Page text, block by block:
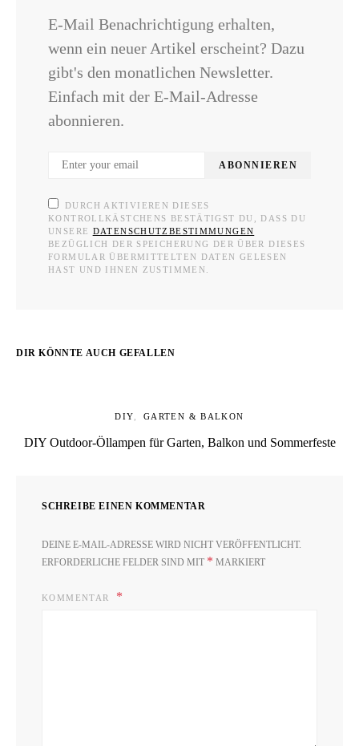
E-Mail Benachrichtigung erhalten,
wenn ein neuer Artikel erscheint? Dazu
gibt's den monatlichen Newsletter.
Einfach mit der E-Mail-Adresse
abonnieren.
ABONNIEREN
DURCH AKTIVIEREN DIESES
KONTROLLKÄSTCHENS BESTÄTIGST DU, DASS DU
UNSERE DATENSCHUTZBESTIMMUNGEN
BEZÜGLICH DER SPEICHERUNG DER ÜBER DIESES
FORMULAR ÜBERMITTELTEN DATEN GELESEN
HAST UND IHNEN ZUSTIMMEN.
DIR KÖNNTE AUCH GEFALLEN
DIY GARTEN & BALKON
DIY Outdoor-Öllampen für Garten, Balkon und Sommerfeste
SCHREIBE EINEN KOMMENTAR
DEINE E-MAIL-ADRESSE WIRD NICHT VERÖFFENTLICHT.
ERFORDERLICHE FELDER SIND MIT * MARKIERT
KOMMENTAR